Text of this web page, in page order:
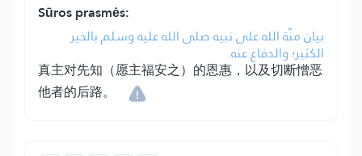
Sūros prasmės:
بيان منّة الله على نبيه صلى الله عليه وسلم بالخير
الكثير؛ والدفاع عنه.
真主对先知（愿主福安之）的恩惠，以及切断憎恶
他者的后路。